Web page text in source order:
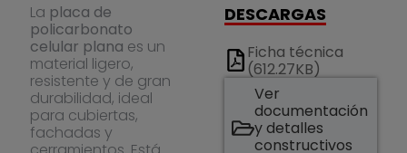
La placa de
policarbonato
celular plana es un
material ligero,
resistente y de gran
durabilidad, ideal
para cubiertas,
fachadas y
DESCARGAS
Ficha técnica
(612.27KB)
Ver
documentación
y detalles
constructivos